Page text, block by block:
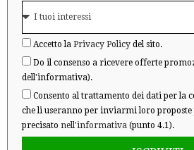
Accetto la Privacy Policy del sito.
Do il consenso a ricevere offerte
dell'informativa).
Consento al trattamento dei dati per la
che li useranno per inviarmi loro
precisato nell'informativa (punto 4.1).